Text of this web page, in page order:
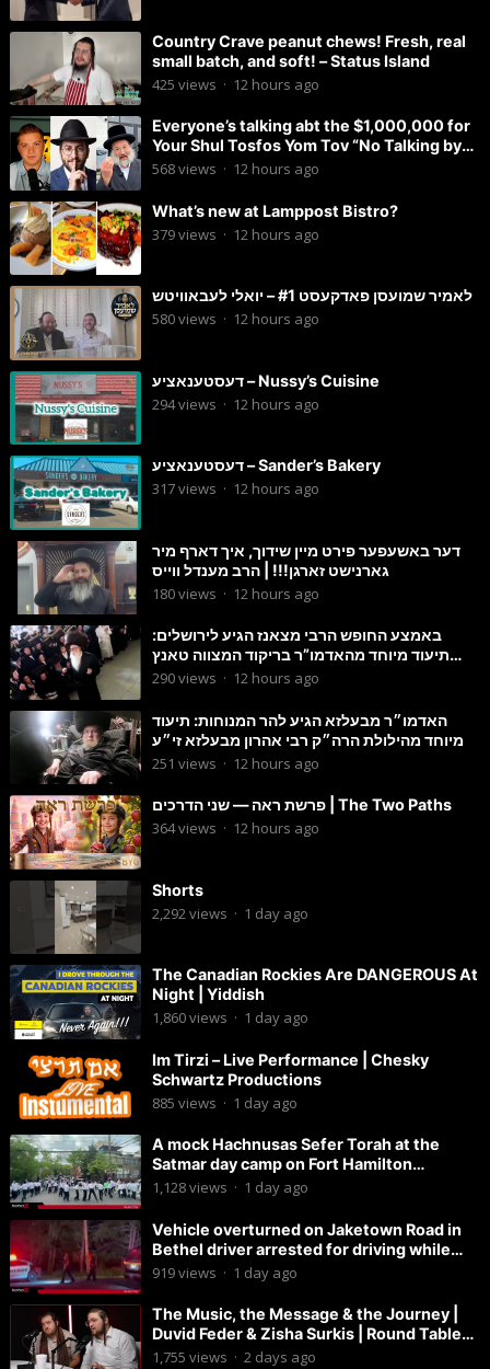
Country Crave peanut chews! Fresh, real
small batch, and soft! – Status Island
425 views · 12 hours ago
Everyone’s talking abt the $1,000,000 for
Your Shul Tosfos Yom Tov “No Talking by
Davening” movement
568views · 12 hours ago
What’s new at Lamppost Bistro?
379views · 12 hours ago
לאמיר שמועסן פאדקעסט #1 – יואלי לעבאוויטש
580views · 12 hours ago
דעסטענאציע – Nussy’s Cuisine
294views · 12 hours ago
דעסטענאציע – Sander’s Bakery
317views · 12 hours ago
דער באשעפער פירט מיין שידוך, איך דארף מיר
גארנישט זארגן!!! | הרב מענדל ווייס
180views · 12 hours ago
באמצע החופש הרבי מצאנז הגיע לירושלים:
תיעוד מיוחד מהאדמו”ר בריקוד המצווה טאנץ
בשמחת בית סטרפקוב
290views · 12 hours ago
האדמו״ר מבעלזא הגיע להר המנוחות: תיעוד
מיוחד מהילולת הרה״ק רבי אהרון מבעלזא זי״ע
251 views · 12 hours ago
פרשת ראה — שני הדרכים | The Two Paths
364views · 12 hours ago
Shorts
2,292views · 1 day ago
The Canadian Rockies Are DANGEROUS At
Night | Yiddish
1,860views · 1 day ago
Im Tirzi – Live Performance | Chesky
Schwartz Productions
885 views · 1 day ago
A mock Hachnusas Sefer Torah at the
Satmar day camp on Fort Hamilton
Parkway.
1,128views · 1 day ago
Vehicle overturned on Jaketown Road in
Bethel driver arrested for driving while
intoxicated.
919views · 1 day ago
The Music, the Message & the Journey |
Duvid Feder & Zisha Surkis | Round Table
#11
1,755 views · 2 days ago